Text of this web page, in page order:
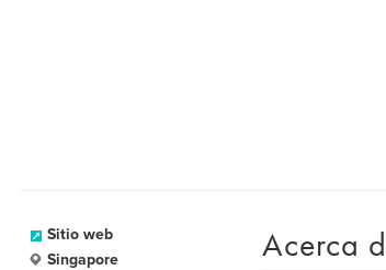
Sitio web
Singapore
Acerca